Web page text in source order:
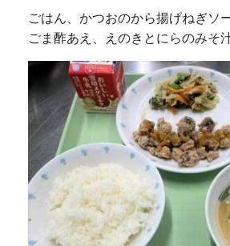
ごはん、かつおのから揚げねぎソ
ごま酢あえ、えのきとにらのみそ